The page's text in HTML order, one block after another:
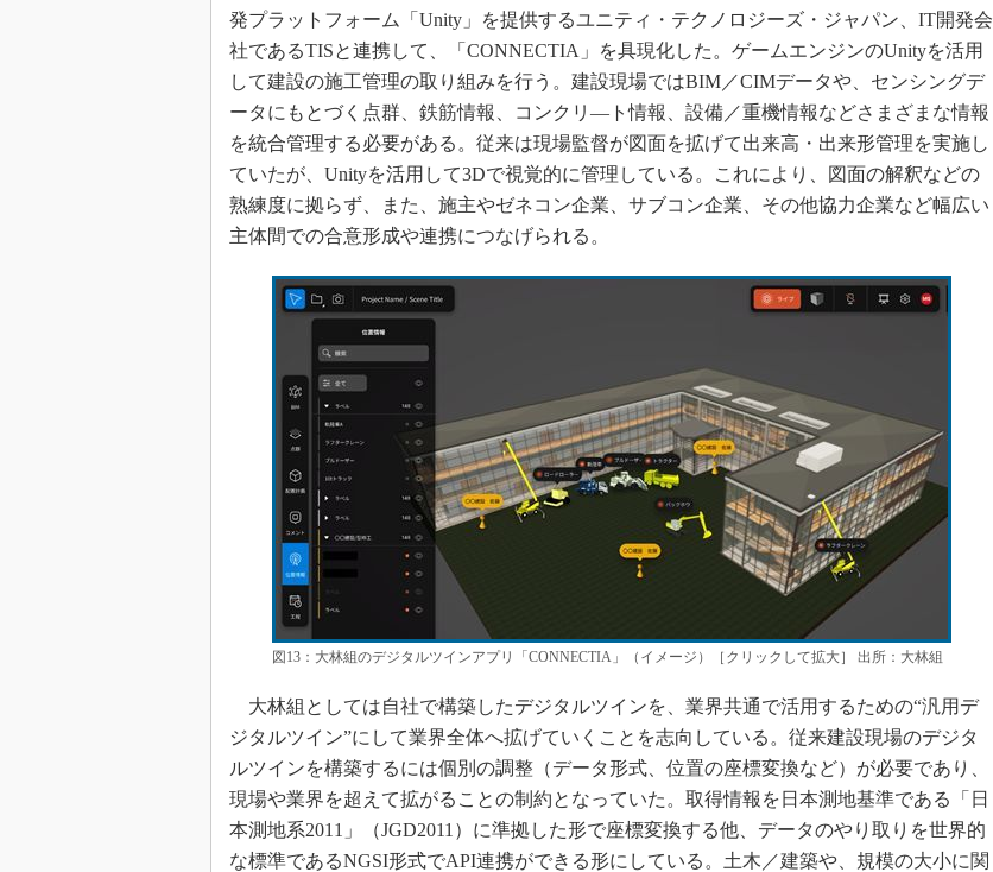
S＆OP
インダストリー4.0
イノベーション
製造業ビッグデータ
植物工場
グローバル設計・開発
新型コロナへの対応
発プラットフォーム「Unity」を提供するユニティ・テクノロジーズ・ジャパン、IT開発会
社であるTISと連携して、「CONNECTIA」を具現化した。ゲームエンジンのUnityを活用
して建設の施工管理の取り組みを行う。建設現場ではBIM／CIMデータや、センシングデ
ータにもとづく点群、鉄筋情報、コンクリ―ト情報、設備／重機情報などさまざまな情報
を統合管理する必要がある。従来は現場監督が図面を拡げて出来高・出来形管理を実施し
ていたが、Unityを活用して3Dで視覚的に管理している。これにより、図面の解釈などの
熟練度に拠らず、また、施主やゼネコン企業、サブコン企業、その他協力企業など幅広い
主体間での合意形成や連携につなげられる。
図13：大林組のデジタルツインアプリ「CONNECTIA」（イメージ）［クリックして拡大］ 出所：大林組
大林組としては自社で構築したデジタルツインを、業界共通で活用するための“汎用デ
ジタルツイン”にして業界全体へ拡げていくことを志向している。従来建設現場のデジタ
ルツインを構築するには個別の調整（データ形式、位置の座標変換など）が必要であり、
現場や業界を超えて拡がることの制約となっていた。取得情報を日本測地基準である「日
本測地系2011」（JGD2011）に準拠した形で座標変換する他、データのやり取りを世界的
な標準であるNGSI形式でAPI連携ができる形にしている。土木／建築や、規模の大小に関